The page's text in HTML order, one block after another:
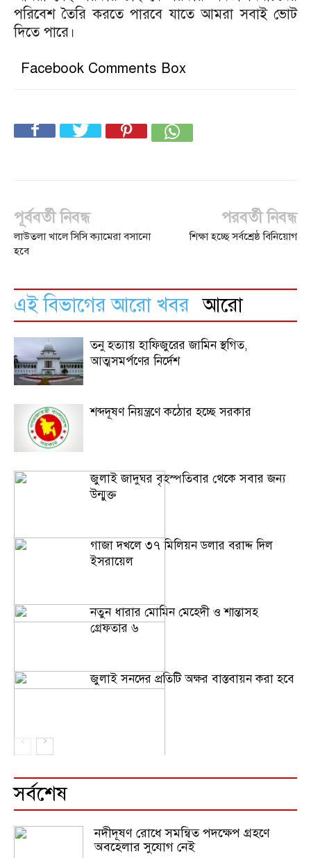
পরিবেশ তৈরি করতে পারবে যাতে আমরা সবাই ভোট
দিতে পারে।
Facebook Comments Box
পূর্ববর্তী নিবন্ধ
লাউতলা খালে সিসি ক্যামেরা বসানো
হবে
পরবর্তী নিবন্ধ
শিক্ষা হচ্ছে সর্বশ্রেষ্ঠ বিনিয়োগ
এই বিভাগের আরো খবর আরো
তনু হত্যায় হাফিজুরের জামিন স্থগিত,
আত্মসমর্পণের নির্দেশ
শব্দদূষণ নিয়ন্ত্রণে কঠোর হচ্ছে সরকার
জুলাই জাদুঘর বৃহস্পতিবার থেকে সবার জন্য
উন্মুক্ত
গাজা দখলে ৩৭ মিলিয়ন ডলার বরাদ্দ দিল
ইসরায়েল
নতুন ধারার মোমিন মেহেদী ও শান্তাসহ
গ্রেফতার ৬
জুলাই সনদের প্রতিটি অক্ষর বাস্তবায়ন করা হবে
সর্বশেষ
নদীদূষণ রোধে সমন্বিত পদক্ষেপ গ্রহণে
অবহেলার সুযোগ নেই